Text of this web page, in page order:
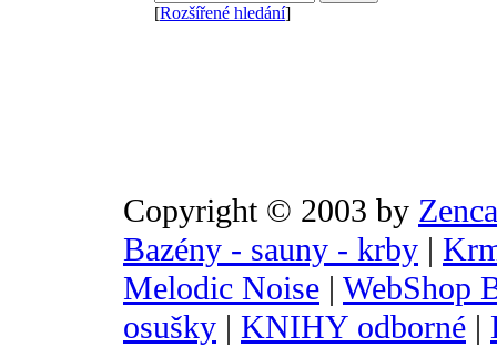
[Rozšířené hledání]
Copyright © 2003 by
Bazény - sauny - krby |
Melodic Noise | WebShop
osušky | KNIHY odborné |